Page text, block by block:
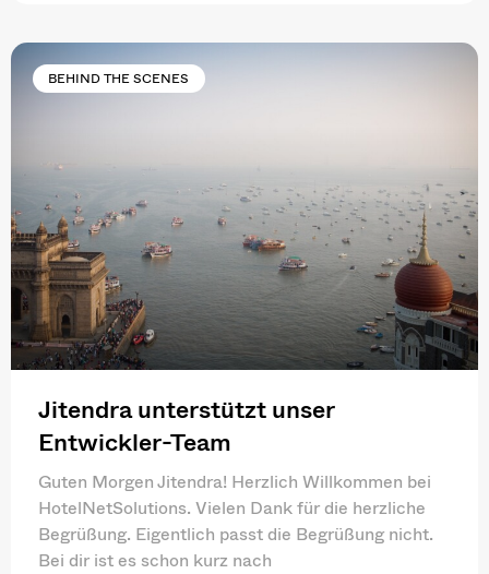
BEHIND THE SCENES
Jitendra unterstützt unser
Entwickler-Team
Guten Morgen Jitendra! Herzlich Willkommen bei
HotelNetSolutions. Vielen Dank für die herzliche
Begrüßung. Eigentlich passt die Begrüßung nicht.
Bei dir ist es schon kurz nach